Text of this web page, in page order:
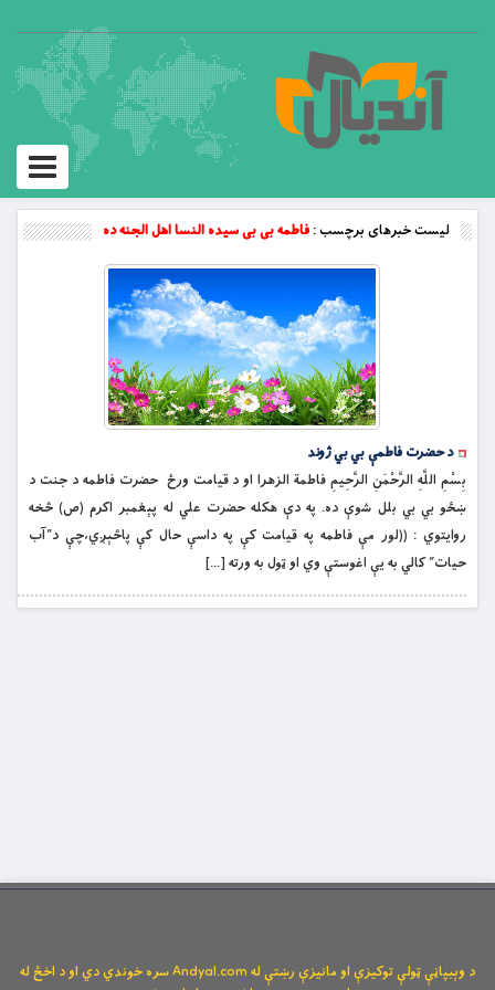
Toggle
لیست خبرهای برچسب :فاطمه بی بی سیده النسا اهل الجنه ده
د حضرت فاطمې بي بي ژوند
بِسْمِ اللَّهِ الرَّحْمَنِ الرَّحِيمِ فاطمة الزهرا او د قيامت ورځ حضرت فاطمه د جنت د
ښځو بي بي بلل شوې ده. په دې هكله حضرت علي له پېغمبر اكرم (ص) څخه
روايتوي : ((لور مې فاطمه په قيامت کې په داسې حال كې پاڅېږي،چې د”آب
حيات” كالي به يې اغوستې وي او ټول به ورته […]
د وېبپاڼې ټولې توکیزې او مانیزې رښتې له Andyal.com سره خوندي دي او د اخځ له